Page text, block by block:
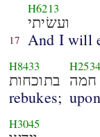
17
H6213
ועשׂיתי
And I will
H8433
בתוכחות
rebukes;
H2534
חמה
H3045